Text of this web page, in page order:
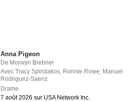
Anna Pigeon
De Morwyn Brebner
AvecTracy Spiridakos, Ronnie Rowe, Manuel
Rodriguez-Saenz
Drame
7 août 2026 sur USA Network Inc.